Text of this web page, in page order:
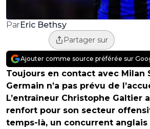
ParEric Bethsy
Partager sur
Ajouter comme source préférée sur
Toujours en contact avec Milan
Germain n’a pas prévu de
L’entraîneur Christophe Galtier
renfort pour son secteur
temps-là, un concurrent anglais